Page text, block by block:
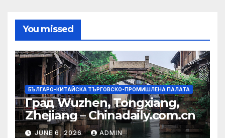
You missed
БЪЛГАРО-КИТАЙСКА ТЪРГОВСКО-ПРОМИШЛЕНА ПАЛАТА
Град Wuzhen, Tongxiang,
Zhejiang – Chinadaily.com.cn
JUNE 6, 2026 ADMIN